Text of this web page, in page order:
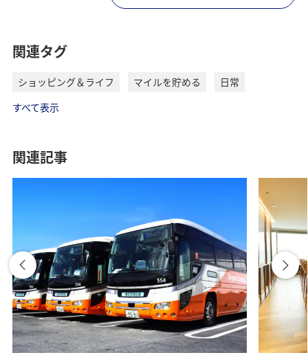
関連タグ
ショッピング＆ライフ マイルを貯める
日常
すべて表示
関連記事